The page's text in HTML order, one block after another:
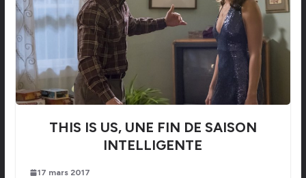
THIS IS US, UNE FIN DE SAISON
INTELLIGENTE
17 mars 2017